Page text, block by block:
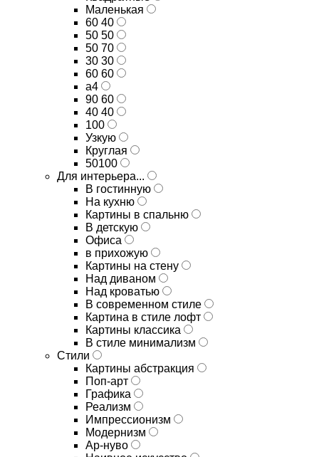
Маленькая
60 40
50 50
50 70
30 30
60 60
а4
90 60
40 40
100
Узкую
Круглая
50100
Для интерьера...
В гостинную
На кухню
Картины в спальню
В детскую
Офиса
в прихожую
Картины на стену
Над диваном
Над кроватью
В современном стиле
Картина в стиле лофт
Картины классика
В стиле минимализм
Стили
Картины абстракция
Поп-арт
Графика
Реализм
Импрессионизм
Модернизм
Ар-нуво